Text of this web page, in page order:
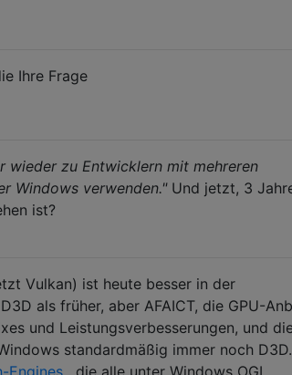
Ihre Frage
wieder zu Entwicklern mit mehreren
Windows verwenden." Und jetzt, 3
ist?
Vulkan) ist heute besser in der
als früher, aber AFAICT, die GPU-
und Leistungsverbesserungen, und
standardmäßig immer noch
Engines , die alle unter Windows OGL